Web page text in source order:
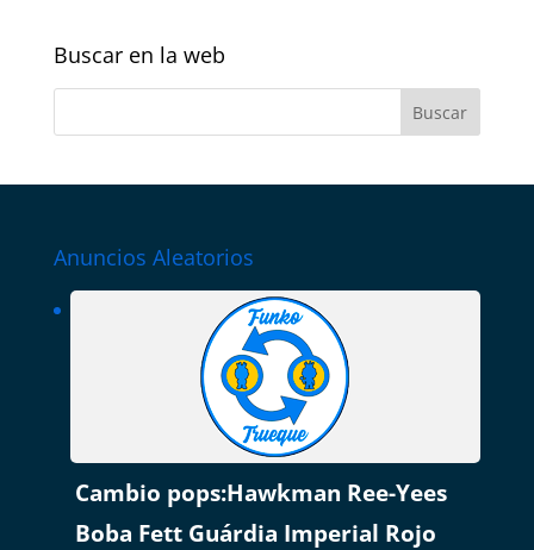
Buscar en la web
Anuncios Aleatorios
Cambio pops:Hawkman Ree-Yees
Boba Fett Guárdia Imperial Rojo